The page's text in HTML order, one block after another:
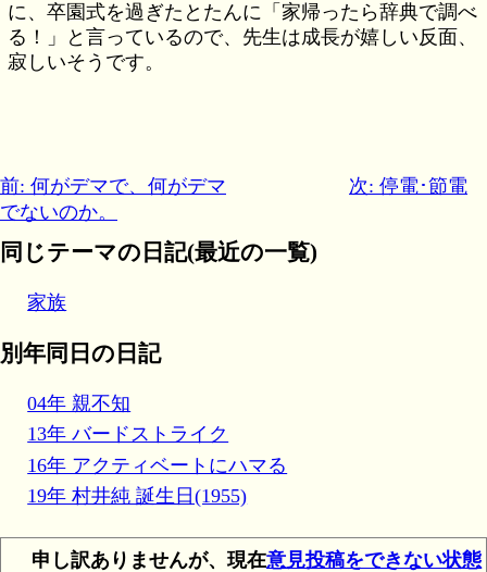
に、卒園式を過ぎたとたんに「家帰ったら辞典で調べ
る！」と言っているので、先生は成長が嬉しい反面、
寂しいそうです。
前: 何がデマで、何がデマ
でないのか。
次: 停電･節電
同じテーマの日記(最近の一覧)
家族
別年同日の日記
04年 親不知
13年 バードストライク
16年 アクティベートにハマる
19年 村井純 誕生日(1955)
申し訳ありませんが、現在意見投稿をできない状態